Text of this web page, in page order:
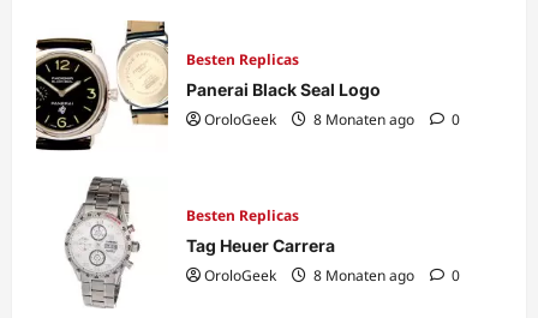
Besten Replicas
Panerai Black Seal Logo
OroloGeek
8 Monaten ago 0
Besten Replicas
Tag Heuer Carrera
OroloGeek
8 Monaten ago 0